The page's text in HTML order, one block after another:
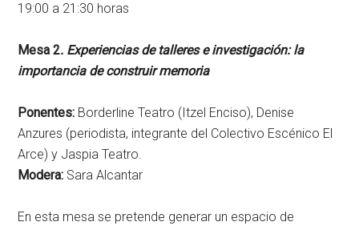
19:00 a 21:30 horas
Mesa 2. Experiencias de talleres e investigación: la
importancia de construir memoria
Ponentes: Borderline Teatro (Itzel Enciso), Denise
Anzures (periodista, integrante del Colectivo Escénico El
Arce) y Jaspia Teatro.
Modera: Sara Alcantar
En esta mesa se pretende generar un espacio de